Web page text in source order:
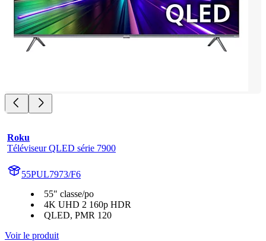
Roku
Téléviseur QLED série 7900
55PUL7973/F6
55" classe/po
4K UHD 2 160p HDR
QLED, PMR 120
Voir le produit